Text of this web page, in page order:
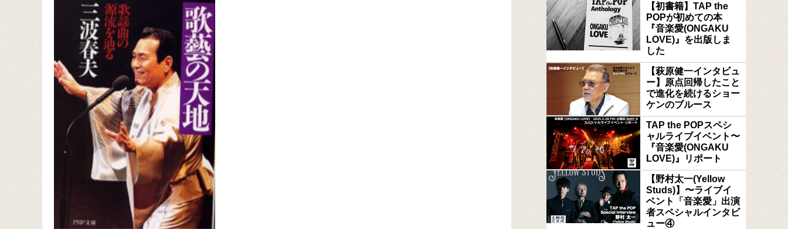
【初書籍】TAP the
POPが初めての本
『音楽愛(ONGAKU
LOVE)』を出版しま
した
【萩原健一インタビュ
ー】原点回帰したこと
で進化を続けるショー
ケンのブルース
TAP the POPスペシ
ャルライブイベント〜
『音楽愛(ONGAKU
LOVE)』リポート
【野村太一(Yellow
Studs)】〜ライブイ
ベント「音楽愛」出演
者スペシャルインタビ
ュー④